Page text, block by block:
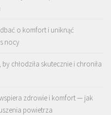
o komfort i uniknąć
nocy
chłodziła skutecznie i chroniła
zdrowie i komfort — jak
powietrza